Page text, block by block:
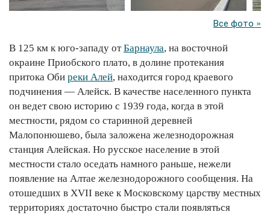
Все фото »
В 125 км к юго-западу отБарнаула, на восточной
окраине Приобского плато, в долине протекания
притока Оби реки Алей, находится город краевого
подчинения — Алейск. В качестве населенного пункта
он ведет свою историю с 1939 года, когда в этой
местности, рядом со старинной деревней
Малопонюшево, была заложена железнодорожная
станция Алейская. Но русское население в этой
местности стало оседать намного раньше, нежели
появление на Алтае железнодорожного сообщения. На
отошедших в XVII веке к Московскому царству местных
территориях достаточно быстро стали появляться